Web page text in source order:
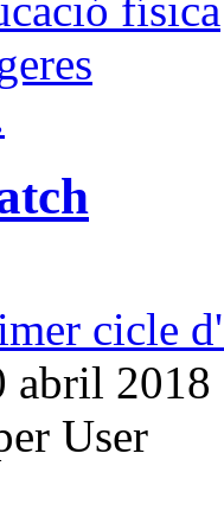
física
cicle
abril 2018
User